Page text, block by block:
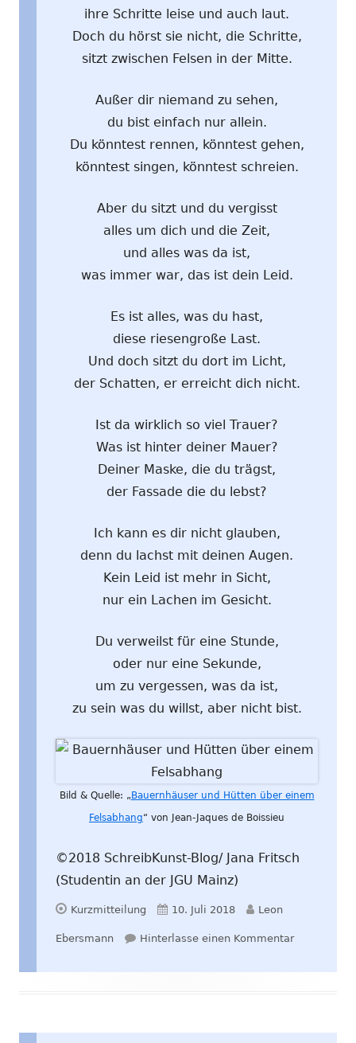
ihre Schritte leise und auch laut.
Doch du hörst sie nicht, die Schritte,
sitzt zwischen Felsen in der Mitte.
Außer dir niemand zu sehen,
du bist einfach nur allein.
Du könntest rennen, könntest gehen,
könntest singen, könntest schreien.
Aber du sitzt und du vergisst
alles um dich und die Zeit,
und alles was da ist,
was immer war, das ist dein Leid.
Es ist alles, was du hast,
diese riesengroße Last.
Und doch sitzt du dort im Licht,
der Schatten, er erreicht dich nicht.
Ist da wirklich so viel Trauer?
Was ist hinter deiner Mauer?
Deiner Maske, die du trägst,
der Fassade die du lebst?
Ich kann es dir nicht glauben,
denn du lachst mit deinen Augen.
Kein Leid ist mehr in Sicht,
nur ein Lachen im Gesicht.
Du verweilst für eine Stunde,
oder nur eine Sekunde,
um zu vergessen, was da ist,
zu sein was du willst, aber nicht bist.
Bild & Quelle: „Bauernhäuser und Hütten über einem
Felsabhang“ von Jean-Jaques de Boissieu
©2018 SchreibKunst-Blog/ Jana Fritsch
(Studentin an der JGU Mainz)
Format
Kurzmitteilung Veröffentlicht
am
10. Juli 2018 Autor
Leon
Ebersmann Hinterlasse einen Kommentarzu Was du